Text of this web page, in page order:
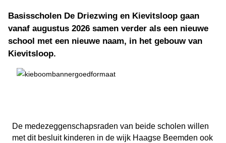
Basisscholen De Driezwing en Kievitsloop gaan
vanaf augustus 2026 samen verder als een nieuwe
school met een nieuwe naam, in het gebouw van
Kievitsloop.
De medezeggenschapsraden van beide scholen willen
met dit besluit kinderen in de wijk Haagse Beemden ook